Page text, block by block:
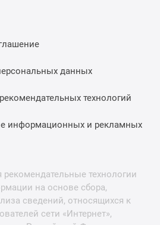
данных
технологий
информационных и рекламных
технологии
на основе сбора,
сведений, относящихся к
сети «Интернет»,